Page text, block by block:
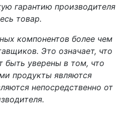
гарантию производителя
товар.
компонентов более чем
Это означает, что
быть уверены в том, что
продукты являются
непосредственно от